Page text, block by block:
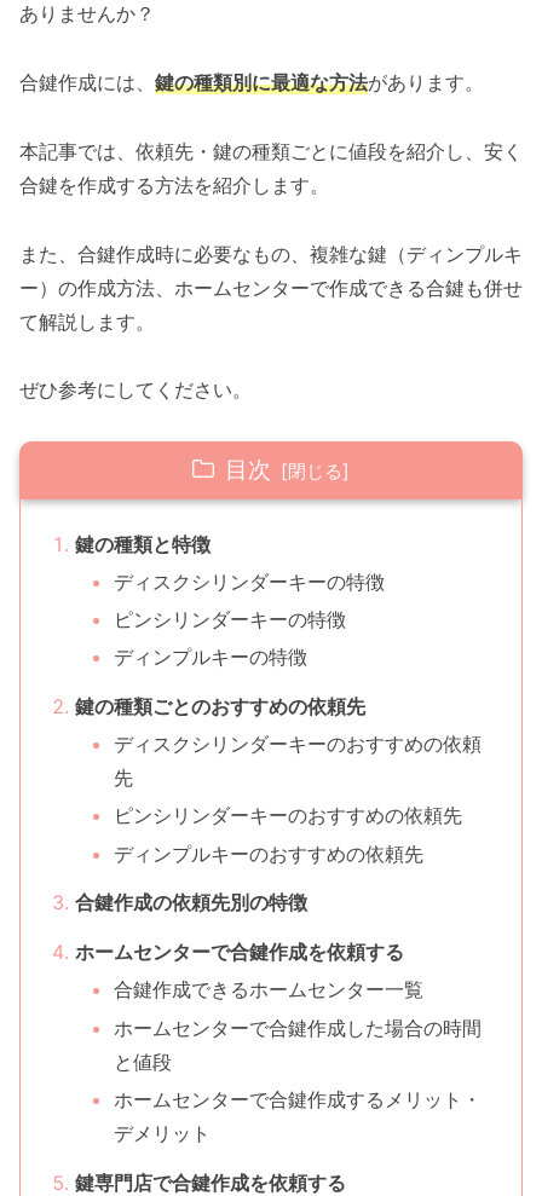
ありませんか？
合鍵作成には、 鍵の種類別に最適な方法があります。
本記事では、依頼先・鍵の種類ごとに値段を紹介し、安く
合鍵を作成する方法を紹介します。
また、合鍵作成時に必要なもの、複雑な鍵（ディンプルキ
ー）の作成方法、ホームセンターで作成できる合鍵も併せ
て解説します。
ぜひ参考にしてください。
目次
鍵の種類と特徴
ディスクシリンダーキーの特徴
ピンシリンダーキーの特徴
ディンプルキーの特徴
鍵の種類ごとのおすすめの依頼先
ディスクシリンダーキーのおすすめの依頼
先
ピンシリンダーキーのおすすめの依頼先
ディンプルキーのおすすめの依頼先
合鍵作成の依頼先別の特徴
ホームセンターで合鍵作成を依頼する
合鍵作成できるホームセンター一覧
ホームセンターで合鍵作成した場合の時間
と値段
ホームセンターで合鍵作成するメリット・
デメリット
鍵専門店で合鍵作成を依頼する